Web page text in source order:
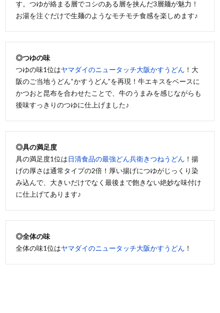
す。つゆが絡まる層でコシのある層を挟んだ3層麺が魅力！
お湯を注ぐだけで生麺のようなモチモチ食感を楽しめます♪
◎つゆの味
つゆの味1位はヤマダイのニュータッチ大阪かすうどん ！大
阪のご当地うどん“かすうどん”を再現！牛エキスをベースに
かつおと昆布を合わせたことで、牛のうまみを感じながらも
後味すっきりのつゆに仕上げました♪
◎具の満足度
具の満足度1位は日清食品の最強どん兵衛きつねうどん ！揚
げの厚さは通常タイプの2倍！厚い揚げにつゆがじっくり染
み込んで、大きいだけでなく最後まで飽きない絶妙な味付け
に仕上げてあります♪
◎全体の味
全体の味1位はヤマダイのニュータッチ大阪かすうどん ！